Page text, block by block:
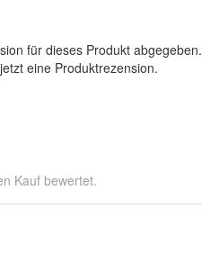
für dieses Produkt abgegeben.
eine Produktrezension.
Kauf bewertet.